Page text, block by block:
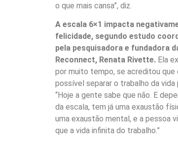
o que mais cansa”, diz.
A escala 6×1 impacta
felicidade, segundo estudo
pela pesquisadora e fundadora
Reconnect, Renata Rivette. Ela
por muito tempo, se acreditou que
possível separar o trabalho da vida
“Hoje a gente sabe que não. E
da escala, tem já uma exaustão
uma exaustão mental, e a pessoa
que a vida infinita do trabalho.”